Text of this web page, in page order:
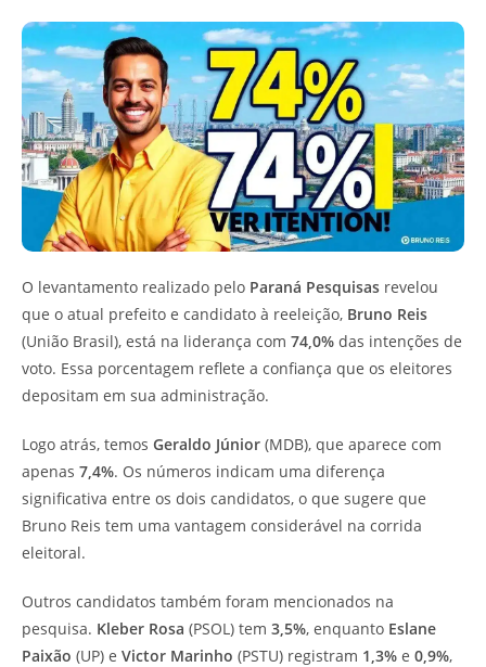
O levantamento realizado pelo Paraná Pesquisas revelou
que o atual prefeito e candidato à reeleição, Bruno Reis
(União Brasil), está na liderança com 74,0% das intenções de
voto. Essa porcentagem reflete a confiança que os eleitores
depositam em sua administração.
Logo atrás, temos Geraldo Júnior (MDB), que aparece com
apenas 7,4%. Os números indicam uma diferença
significativa entre os dois candidatos, o que sugere que
Bruno Reis tem uma vantagem considerável na corrida
eleitoral.
Outros candidatos também foram mencionados na
pesquisa. Kleber Rosa (PSOL) tem 3,5%, enquanto Eslane
Paixão (UP) e Victor Marinho (PSTU) registram 1,3% e 0,9%,